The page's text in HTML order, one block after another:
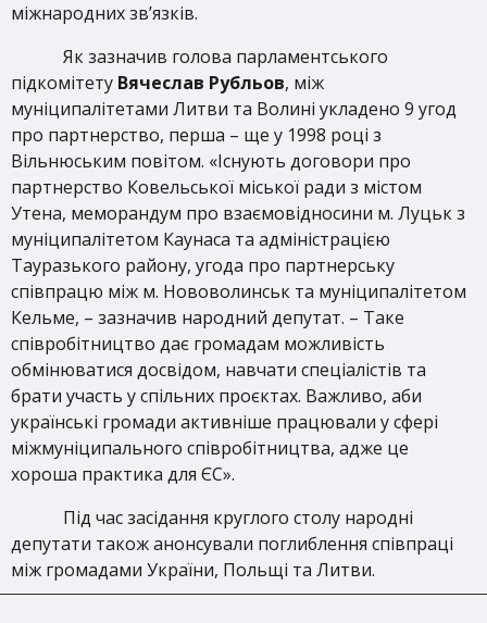
міжнародних зв’язків.
Як зазначив голова парламентського
підкомітету Вячеслав Рубльов, між
муніципалітетами Литви та Волині укладено 9 угод
про партнерство, перша – ще у 1998 році з
Вільнюським повітом. «Існують договори про
партнерство Ковельської міської ради з містом
Утена, меморандум про взаємовідносини м. Луцьк з
муніципалітетом Каунаса та адміністрацією
Тауразького району, угода про партнерську
співпрацю між м. Нововолинськ та муніципалітетом
Кельме, – зазначив народний депутат. – Таке
співробітництво дає громадам можливість
обмінюватися досвідом, навчати спеціалістів та
брати участь у спільних проєктах. Важливо, аби
українські громади активніше працювали у сфері
міжмуніципального співробітництва, адже це
хороша практика для ЄС».
Під час засідання круглого столу народні
депутати також анонсували поглиблення співпраці
між громадами України, Польщі та Литви.